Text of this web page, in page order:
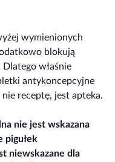
wymienionych
blokują
właśnie
antykoncepcyjne
nie receptę, jest apteka.
nie jest wskazana
pigułek
niewskazane dla